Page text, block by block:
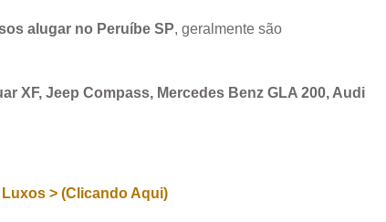
alugar no Peruíbe SP, geralmente são
XF, Jeep Compass, Mercedes Benz GLA 200, Audi
> (Clicando Aqui)